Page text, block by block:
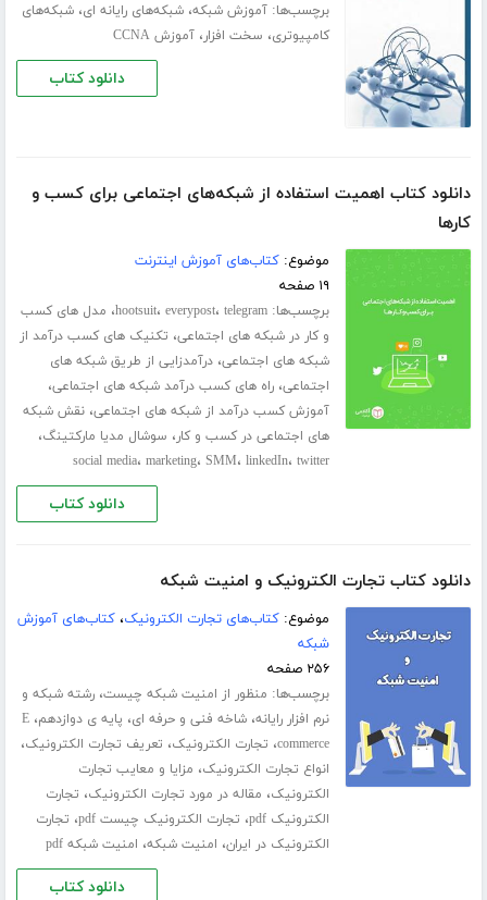
برچسب‌ها:آموزش شبکه،شبکه‌های رایانه‌ ای،شبکه‌های
کامپیوتری، سخت افزار،آموزش CCNA
دانلود کتاب
دانلود کتاب اهمیت استفاده از شبکه‌های اجتماعی برای کسب و
کارها
موضوع:کتاب‌های آموزش اینترنت
۱۹ صفحه
برچسب‌ها:
hootsuit، everypost، telegram ، مدل های کسب
و کار در شبکه های اجتماعی، تکنیک های کسب درآمد از
شبکه های اجتماعی،درآمدزایی از طریق شبکه های
اجتماعی،راه های کسب درآمد شبکه های اجتماعی،
آموزش کسب درآمد از شبکه های اجتماعی،نقش شبکه
های اجتماعی در کسب و کار، سوشال مدیا مارکتینگ،
social media، marketing، SMM، linkedIn، twitter
دانلود کتاب
دانلود کتاب تجارت الکترونیک و امنیت شبکه
موضوع:کتاب‌های تجارت الکترونیک،کتاب‌های آموزش
شبکه
۲۵۶ صفحه
برچسب‌ها: منظور از امنیت شبکه چیست،رشته شبکه و
نرم افزار رایانه،شاخه فنی و حرفه ای، پایه ی دوازدهم،E
commerce، تجارت الکترونیک، تعریف تجارت الکترونیک،
انواع تجارت الکترونیک، مزایا و معایب تجارت
الکترونیک، مقاله در مورد تجارت الکترونیک، تجارت
الکترونیک pdf
، تجارت الکترونیک چیست pdf ، تجارت
الکترونیک در ایران، امنیت شبکه، امنیت شبکه pdf
دانلود کتاب